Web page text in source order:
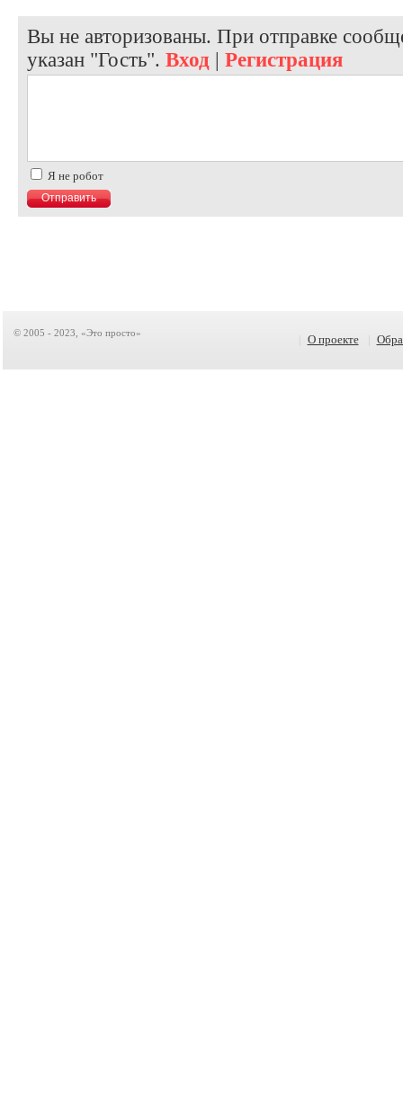
Вы не авторизованы. При отправке
указан "Гость". Вход | Регистрация
Я не робот
© 2005 - 2023, «Это просто» О проекте